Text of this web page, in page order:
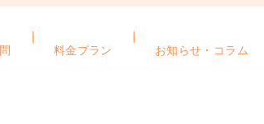
料金プラン お知らせ・コラム